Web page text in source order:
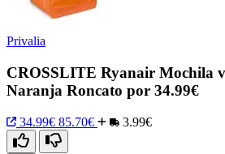
Privalia
CROSSLITE Ryanair Mochila
Naranja Roncato por 34.99€
34.99€ 85.70€ 3.99€